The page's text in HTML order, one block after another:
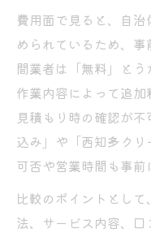
費用面で見ると、自
められているため、
間業者は「無料」と
作業内容によって追加
見積もり時の確認が
込み」や「西知多ク
可否や営業時間も事前
比較のポイントとし
法、サービス内容、